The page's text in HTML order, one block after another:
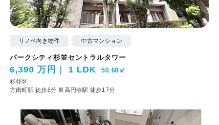
リノベ向き物件 中古マンション
パークシティ杉並セントラルタワー
6,390 万円 1 LDK 50.68㎡
杉並区
方南町駅 徒歩8分東高円寺駅 徒歩17分